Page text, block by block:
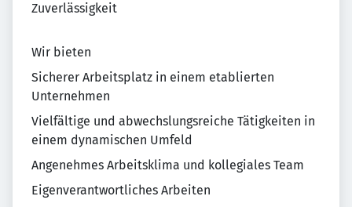
Zuverlässigkeit
Wir bieten
Sicherer Arbeitsplatz in einem etablierten
Unternehmen
Vielfältige und abwechslungsreiche Tätigkeiten in
einem dynamischen Umfeld
Angenehmes Arbeitsklima und kollegiales Team
Eigenverantwortliches Arbeiten